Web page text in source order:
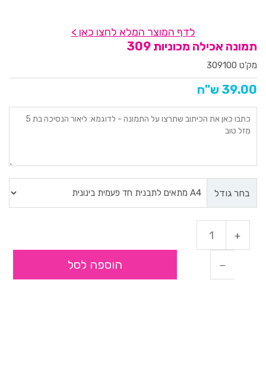
לדף המוצר המלא לחצו כאן >
תמונה אכילה מכוניות 309
מק'ט 309100
39.00 ש"ח
בחר גודל
הוספה לסל